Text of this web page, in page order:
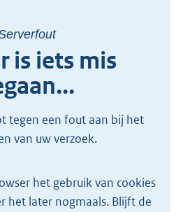
is iets mis
tegen een fout aan bij het
van uw verzoek.
het gebruik van cookies
het later nogmaals. Blijft de